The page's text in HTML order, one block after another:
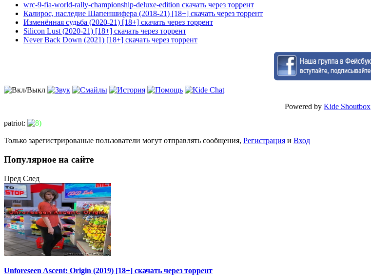
wrc-9-fia-world-rally-championship-deluxe-edition скачать через торрент
Калирос, наследие Шапеншифера (2018-21) [18+] скачать через торрент
Изменённая судьба (2020-21) [18+] скачать через торрент
Silicon Lust (2020-21) [18+] скачать через торрент
Never Back Down (2021) [18+] скачать через торрент
Powered by Kide Shoutbox
patriot:
Только зарегистрированые пользователи могут отправлять сообщения, Регистрация и Вход
Популярное на сайте
Пред След
Unforeseen Ascent: Origin (2019) [18+] скачать через торрент